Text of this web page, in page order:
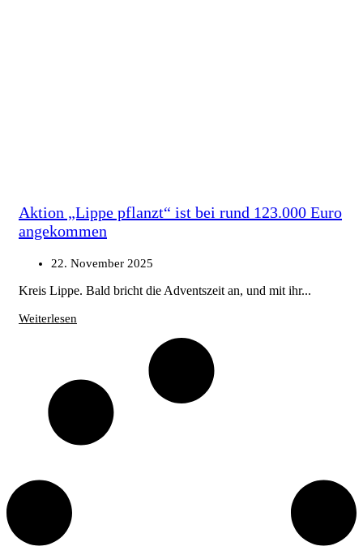
Aktion „Lippe pflanzt“ ist bei rund 123.000 Euro
angekommen
22. November 2025
Kreis Lippe. Bald bricht die Adventszeit an, und mit ihr...
Weiterlesen